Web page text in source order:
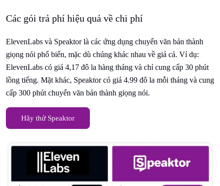
Các gói trả phí hiệu quả về chi phí
ElevenLabs và Speaktor là các ứng dụng chuyển văn bản thành
giọng nói phổ biến, mặc dù chúng khác nhau về giá cả. Ví dụ:
ElevenLabs có giá 4,17 đô la hàng tháng và chỉ cung cấp 30 phút
lồng tiếng. Mặt khác, Speaktor có giá 4.99 đô la mỗi tháng và cung
cấp 300 phút chuyển văn bản thành giọng nói.
Hãy thử Speaktor